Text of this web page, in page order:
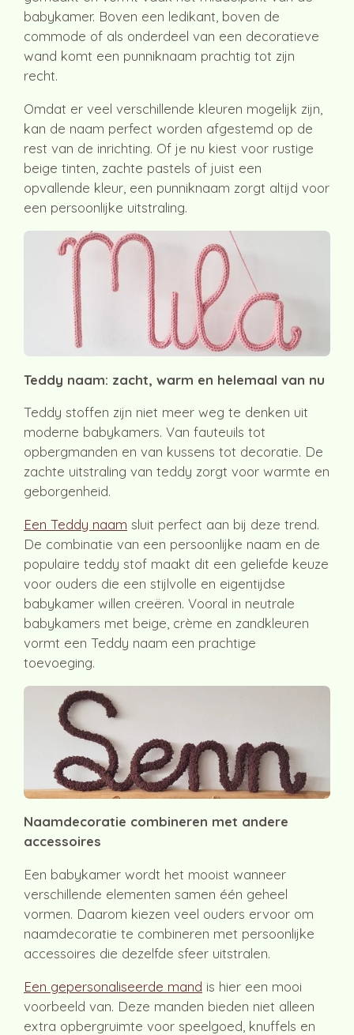
babykamer. Boven een ledikant, boven de
commode of als onderdeel van een decoratieve
wand komt een punniknaam prachtig tot zijn
recht.
Omdat er veel verschillende kleuren mogelijk zijn,
kan de naam perfect worden afgestemd op de
rest van de inrichting. Of je nu kiest voor rustige
beige tinten, zachte pastels of juist een
opvallende kleur, een punniknaam zorgt altijd voor
een persoonlijke uitstraling.
Teddy naam: zacht, warm en helemaal van nu
Teddy stoffen zijn niet meer weg te denken uit
moderne babykamers. Van fauteuils tot
opbergmanden en van kussens tot decoratie. De
zachte uitstraling van teddy zorgt voor warmte en
geborgenheid.
Een Teddy naam sluit perfect aan bij deze trend.
De combinatie van een persoonlijke naam en de
populaire teddy stof maakt dit een geliefde keuze
voor ouders die een stijlvolle en eigentijdse
babykamer willen creëren. Vooral in neutrale
babykamers met beige, crème en zandkleuren
vormt een Teddy naam een prachtige
toevoeging.
Naamdecoratie combineren met andere
accessoires
Een babykamer wordt het mooist wanneer
verschillende elementen samen één geheel
vormen. Daarom kiezen veel ouders ervoor om
naamdecoratie te combineren met persoonlijke
accessoires die dezelfde sfeer uitstralen.
Een gepersonaliseerde mand is hier een mooi
voorbeeld van. Deze manden bieden niet alleen
extra opbergruimte voor speelgoed, knuffels en